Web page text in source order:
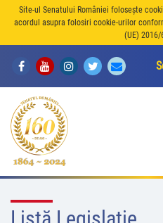
Site-ul Senatului României folosește
acordul asupra folosiri cookie-urilor
(UE) 2016/